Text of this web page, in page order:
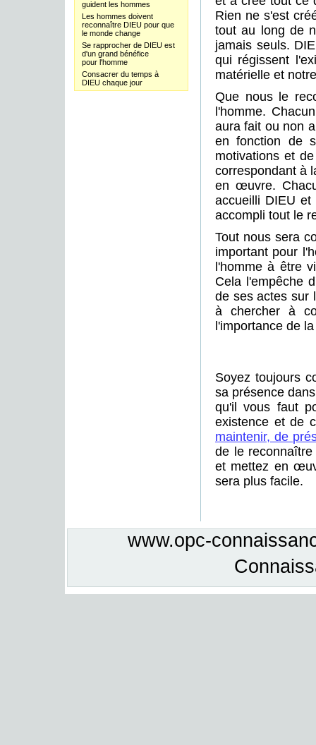
Rien ne s'est
tout au long de
jamais seuls.
qui régissent
matérielle et
Que nous le
l'homme.
aura fait ou non
en fonction de
motivations et
correspondant à
en œuvre.
accueilli DIEU
accompli tout le
Tout nous sera
important pour
l'homme à être
Cela l'empêche
de ses actes sur
à chercher à
l'importance de
Soyez toujours
sa présence
qu'il vous faut
existence et de
maintenir, de
de le
et mettez en
sera plus facile.
guident les hommes
Les hommes doivent
reconnaître DIEU pour que
le monde change
Se rapprocher de DIEU est
d'un grand bénéfice
pour l'homme
Consacrer du temps à
DIEU chaque jour
www.opc-